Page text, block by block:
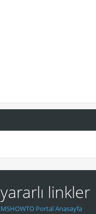
yararlı linkler
MSHOWTO Portal Anasayfa